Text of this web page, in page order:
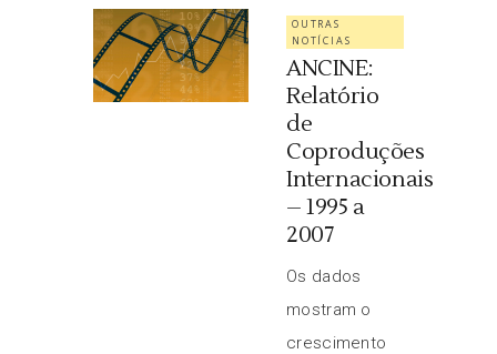
OUTRAS
NOTÍCIAS
ANCINE:
Relatório
de
Coproduções
Internacionais
– 1995 a
2007
Os dados
mostram o
crescimento